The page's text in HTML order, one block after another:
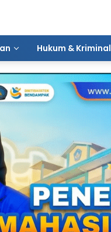
Hukum & Kriminal